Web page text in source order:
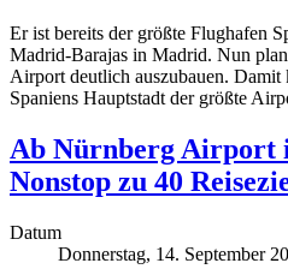
Er ist bereits der größte Flughafen
Madrid-Barajas in Madrid. Nun
Airport deutlich auszubauen. Damit
Spaniens Hauptstadt der größte
Ab Nürnberg Airport
Nonstop zu 40
Datum
Donnerstag, 14. September